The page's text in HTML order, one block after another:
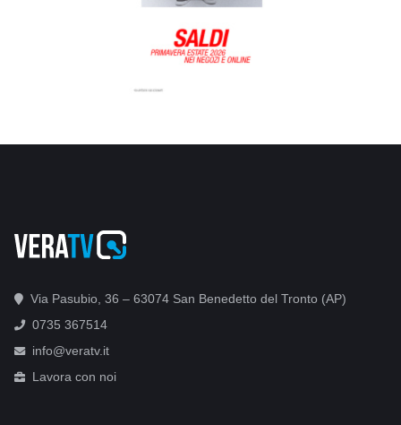
Via Pasubio, 36 – 63074 San Benedetto del Tronto (AP)
0735 367514
info@veratv.it
Lavora con noi